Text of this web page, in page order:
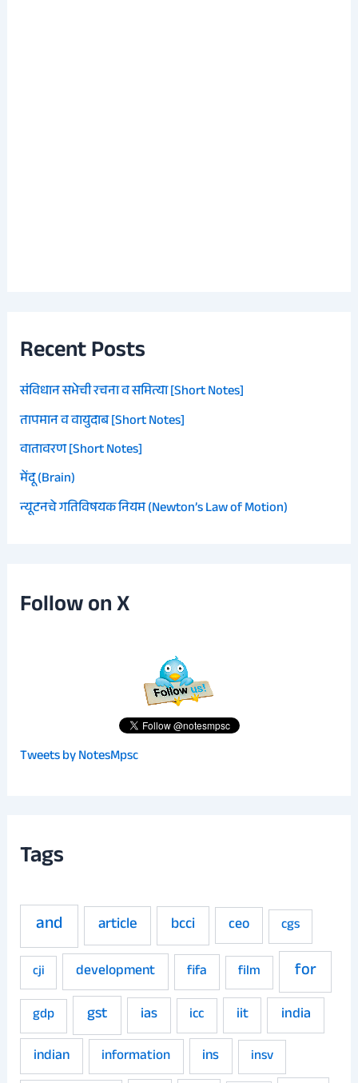
Recent Posts
संविधान सभेची रचना व समित्या [Short Notes]
तापमान व वायुदाब [Short Notes]
वातावरण [Short Notes]
मेंदू (Brain)
न्यूटनचे गतिविषयक नियम (Newton’s Law of Motion)
Follow on X
Tweets by NotesMpsc
Tags
and article bcci ceo cgs
cji development fifa film for
gdp gst ias icc iit
india
indian
information ins
insv